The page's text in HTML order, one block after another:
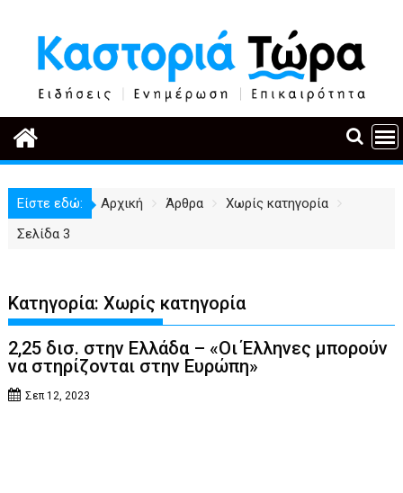
περιεχόμενο
Είστε εδώ: Αρχική Άρθρα
Χωρίς κατηγορία
Σελίδα 3
Κατηγορία:Χωρίς κατηγορία
2,25 δισ. στην Ελλάδα – «Οι Έλληνες μπορούν
να στηρίζονται στην Ευρώπη»
Σεπ 12, 2023